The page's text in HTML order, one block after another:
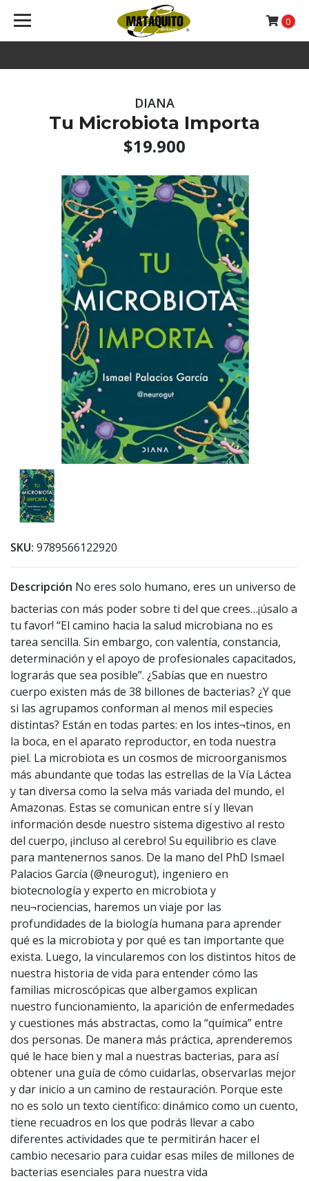
0
DIANA
Tu Microbiota Importa
$19.900
SKU: 9789566122920
Descripción No eres solo humano, eres un universo de
bacterias con más poder sobre ti del que crees…¡úsalo a
tu favor! “El camino hacia la salud microbiana no es
tarea sencilla. Sin embargo, con valentía, constancia,
determinación y el apoyo de profesionales capacitados,
lograrás que sea posible”. ¿Sabías que en nuestro
cuerpo existen más de 38 billones de bacterias? ¿Y que
si las agrupamos conforman al menos mil especies
distintas? Están en todas partes: en los intes¬tinos, en
la boca, en el aparato reproductor, en toda nuestra
piel. La microbiota es un cosmos de microorganismos
más abundante que todas las estrellas de la Vía Láctea
y tan diversa como la selva más variada del mundo, el
Amazonas. Estas se comunican entre sí y llevan
información desde nuestro sistema digestivo al resto
del cuerpo, ¡incluso al cerebro! Su equilibrio es clave
para mantenernos sanos. De la mano del PhD Ismael
Palacios García (@neurogut), ingeniero en
biotecnología y experto en microbiota y
neu¬rociencias, haremos un viaje por las
profundidades de la biología humana para aprender
qué es la microbiota y por qué es tan importante que
exista. Luego, la vincularemos con los distintos hitos de
nuestra historia de vida para entender cómo las
familias microscópicas que albergamos explican
nuestro funcionamiento, la aparición de enfermedades
y cuestiones más abstractas, como la “química” entre
dos personas. De manera más práctica, aprenderemos
qué le hace bien y mal a nuestras bacterias, para así
obtener una guía de cómo cuidarlas, observarlas mejor
y dar inicio a un camino de restauración. Porque este
no es solo un texto científico: dinámico como un cuento,
tiene recuadros en los que podrás llevar a cabo
diferentes actividades que te permitirán hacer el
cambio necesario para cuidar esas miles de millones de
bacterias esenciales para nuestra vida